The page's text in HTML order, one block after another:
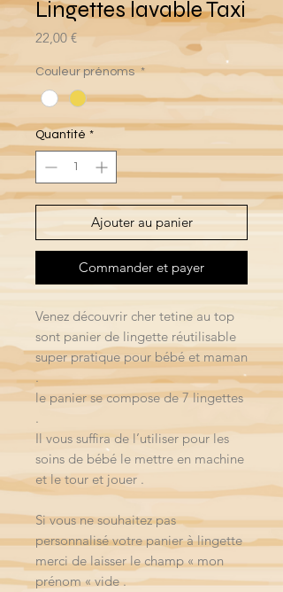
Lingettes lavable Taxi
22,00 €Prix
Couleur prénoms *
Quantité *
Ajouter au panier
Commander et payer
Venez découvrir cher tetine au top
sont panier de lingette réutilisable
super pratique pour bébé et maman
.
le panier se compose de 7 lingettes
.
Il vous suffira de l’utiliser pour les
soins de bébé le mettre en machine
et le tour et jouer .
Si vous ne souhaitez pas
personnalisé votre panier à lingette
merci de laisser le champ « mon
prénom « vide .